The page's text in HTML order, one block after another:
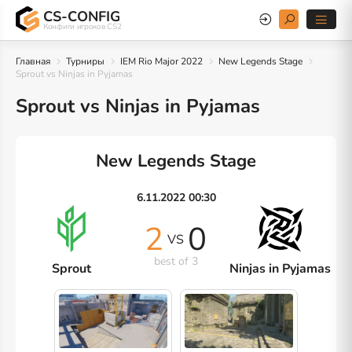
CS-CONFIG
Конфиги игроков CS2
Главная Турниры IEM Rio Major 2022
New Legends Stage
Sprout vs Ninjas in Pyjamas
Sprout vs Ninjas in Pyjamas
New Legends Stage
6.11.2022 00:30
Sprout
2 VS 0
best of 3 Ninjas in Pyjamas